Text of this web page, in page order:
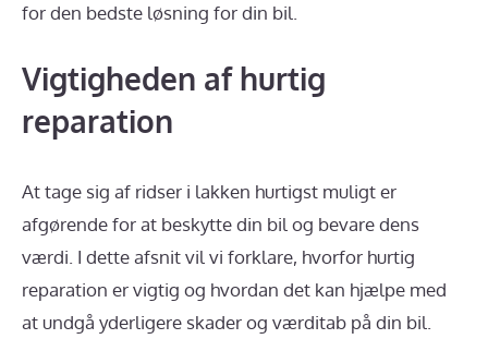
for den bedste løsning for din bil.
Vigtigheden af hurtig
reparation
At tage sig af ridser i lakken hurtigst muligt er
afgørende for at beskytte din bil og bevare dens
værdi. I dette afsnit vil vi forklare, hvorfor hurtig
reparation er vigtig og hvordan det kan hjælpe med
at undgå yderligere skader og værditab på din bil.